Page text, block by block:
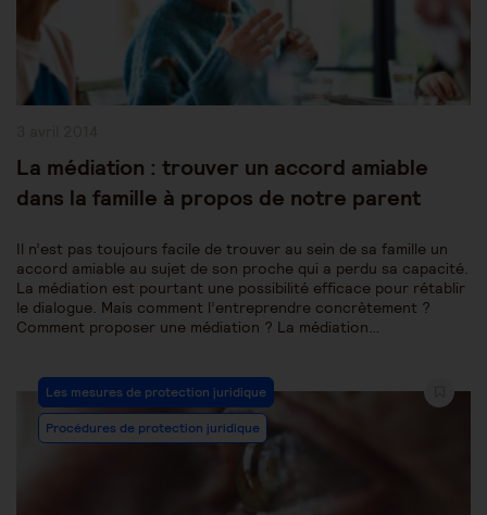
La médiation : trouver un accord amiable
dans la famille à propos de notre parent
Il n’est pas toujours facile de trouver au sein de sa famille un
accord amiable au sujet de son proche qui a perdu sa capacité.
La médiation est pourtant une possibilité efficace pour rétablir
le dialogue. Mais comment l’entreprendre concrètement ?
Comment proposer une médiation ? La médiation…
Post
Category:
Les mesures de protection juridique
Procédures de protection juridique